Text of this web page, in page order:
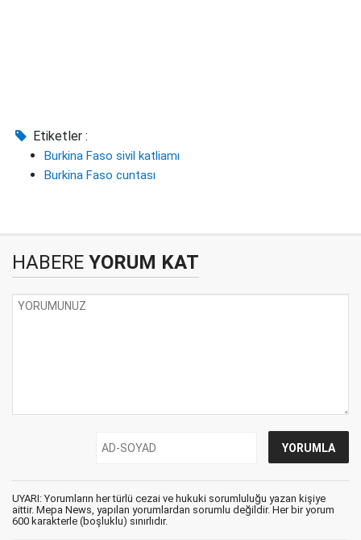
Etiketler :
Burkina Faso sivil katliamı
Burkina Faso cuntası
HABERE YORUM KAT
UYARI: Yorumların her türlü cezai ve hukuki sorumluluğu yazan kişiye
aittir. Mepa News, yapılan yorumlardan sorumlu değildir. Her bir yorum
600 karakterle (boşluklu) sınırlıdır.